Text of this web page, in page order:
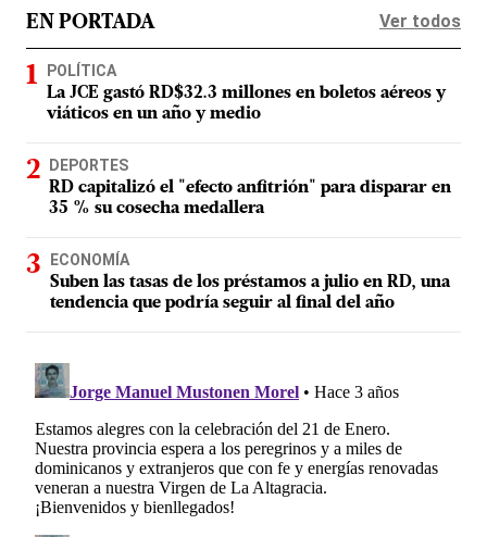
EN PORTADA Ver todos
POLÍTICA
La JCE gastó RD$32.3 millones en boletos aéreos y
viáticos en un año y medio
DEPORTES
RD capitalizó el "efecto anfitrión" para disparar en
35 % su cosecha medallera
ECONOMÍA
Suben las tasas de los préstamos a julio en RD, una
tendencia que podría seguir al final del año